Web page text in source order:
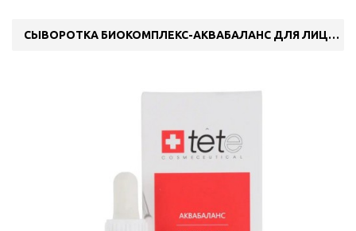
СЫВОРОТКА БИОКОМПЛЕКС-АКВАБАЛАНС ДЛЯ ЛИЦА И ШЕИ С ФИТОЭСТРОГЕНИМИ 40+, BIOCOMPLEX 40+, 15 МЛ